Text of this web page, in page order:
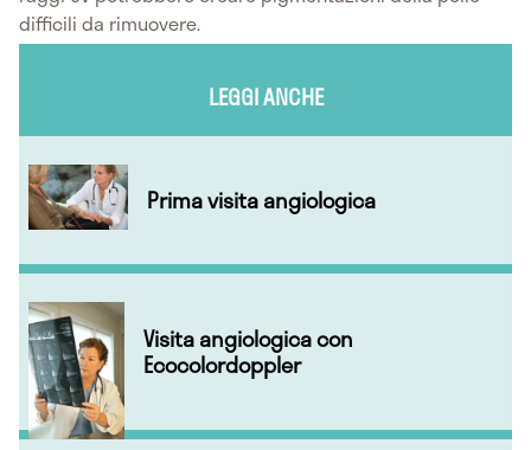
difficili da rimuovere.
LEGGI ANCHE
Prima visita angiologica
Visita angiologica con
Ecocolordoppler